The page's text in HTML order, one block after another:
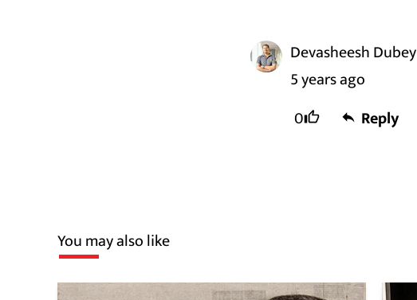
Devasheesh Dubey
5 years ago
0
Reply
You may also like